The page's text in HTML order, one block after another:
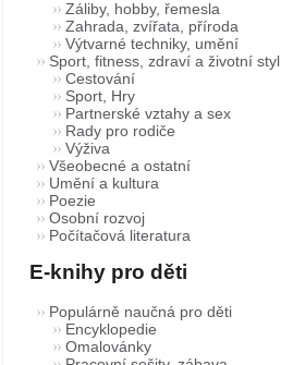
Záliby, hobby, řemesla
Zahrada, zvířata, příroda
Výtvarné techniky, umění
Sport, fitness, zdraví a životní styl
Cestování
Sport, Hry
Partnerské vztahy a sex
Rady pro rodiče
Výživa
Všeobecné a ostatní
Umění a kultura
Poezie
Osobní rozvoj
Počítačová literatura
E-knihy pro děti
Populárně naučná pro děti
Encyklopedie
Omalovánky